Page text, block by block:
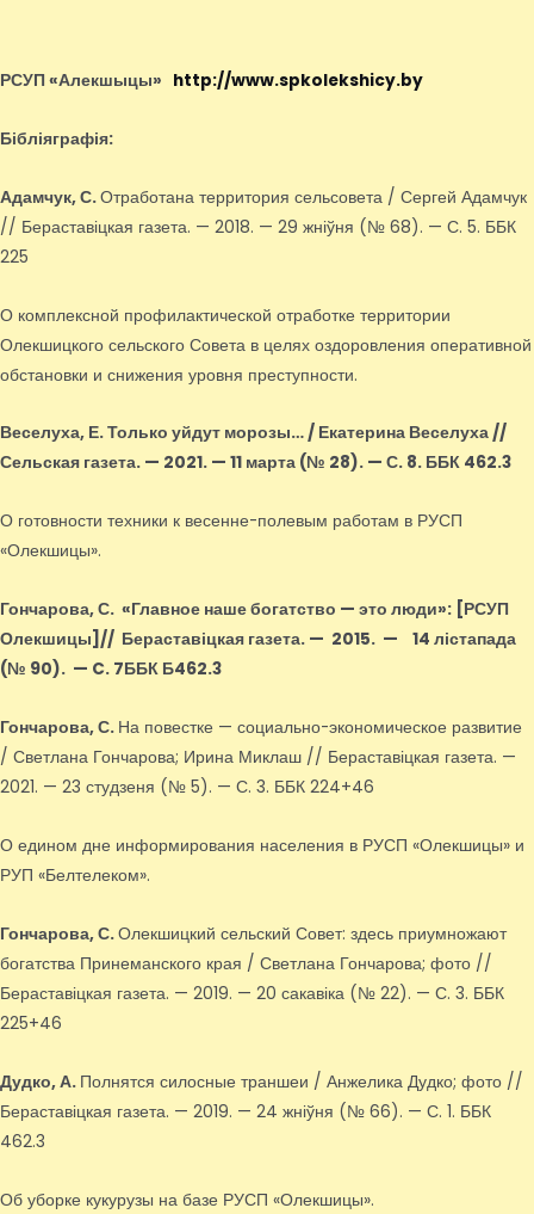
РСУП «Алекшыцы» http://www.spkolekshicy.by
Бібліяграфія:
Адамчук, С.Отработана территория сельсовета / Сергей Адамчук
// Бераставіцкая газета. — 2018. — 29 жніўня (№ 68). — С. 5. ББК
225
О комплексной профилактической отработке территории
Олекшицкого сельского Совета в целях оздоровления оперативной
обстановки и снижения уровня преступности.
Веселуха, Е.Только уйдут морозы… / Екатерина Веселуха //
Сельская газета. — 2021. — 11 марта (№ 28). — С. 8. ББК 462.3
О готовности техники к весенне-полевым работам в РУСП
«Олекшицы».
Гончарова, С. «Главное наше богатство — это люди»: [РСУП
Олекшицы] // Бераставіцкая газета. — 2015. — 14 лістапада
(№ 90). — C. 7ББК Б462.3
Гончарова, С. На повестке — социально-экономическое развитие
/ Светлана Гончарова; Ирина Миклаш // Бераставіцкая газета. —
2021. — 23 студзеня (№ 5). — С. 3. ББК 224+46
О едином дне информирования населения в РУСП «Олекшицы» и
РУП «Белтелеком».
Гончарова, С.Олекшицкий сельский Совет: здесь приумножают
богатства Принеманского края / Светлана Гончарова; фото //
Бераставіцкая газета. — 2019. — 20 сакавіка (№ 22). — С. 3. ББК
225+46
Дудко, А. Полнятся силосные траншеи / Анжелика Дудко; фото //
Бераставіцкая газета. — 2019. — 24 жніўня (№ 66). — С. 1. ББК
462.3
Об уборке кукурузы на базе РУСП «Олекшицы».